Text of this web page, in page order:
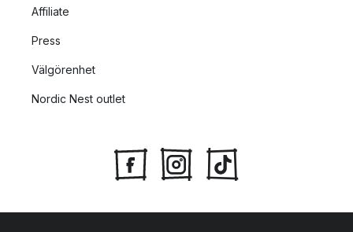
Affiliate
Press
Välgörenhet
Nordic Nest outlet